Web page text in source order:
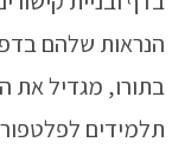
הנראות שלהם
בתורו, מגדיל את
תלמידים